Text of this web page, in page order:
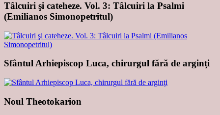
Tâlcuiri şi cateheze. Vol. 3: Tâlcuiri la Psalmi
(Emilianos Simonopetritul)
Sfântul Arhiepiscop Luca, chirurgul fără de arginţi
Noul Theotokarion